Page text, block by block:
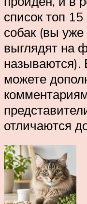
список топ
собак (вы уже
выглядят на
называются).
можете
отличаются